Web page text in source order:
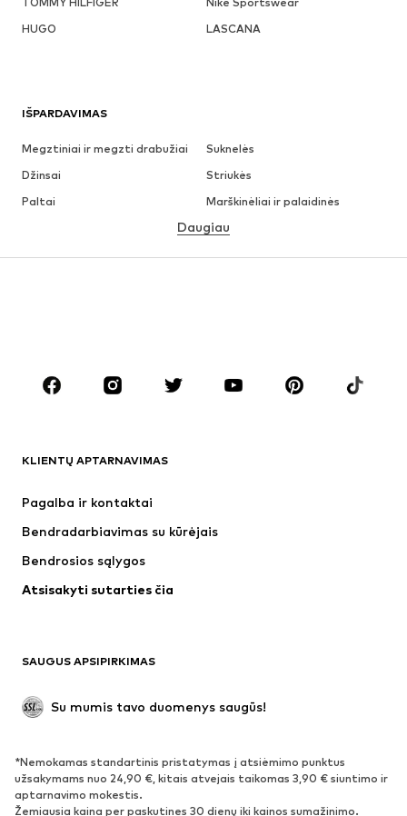
HUGO
LASCANA
IŠPARDAVIMAS
Megztiniai ir megzti drabužiai
Suknelės
Džinsai
Striukės
Paltai
Marškinėliai ir palaidinės
Apatiniai
Sijonai
Palaidinės ir tunikos
Aksesuarai
Premium
Naujienos
Apatiniai
Paltai
Proginiai
Išskirtiniai
BATAI
Naujienos
Daugiau
KLIENTŲ APTARNAVIMAS
Pagalba ir kontaktai
Bendradarbiavimas su kūrėjais
Bendrosios sąlygos
Atsisakyti sutarties čia
SAUGUS APSIPIRKIMAS
Su mumis tavo duomenys saugūs!
*Nemokamas standartinis pristatymas į atsiėmimo punktus
užsakymams nuo 24,90 €, kitais atvejais taikomas 3,90 € siuntimo ir
aptarnavimo mokestis.
Žemiausia kaina per paskutines 30 dienų iki kainos sumažinimo.